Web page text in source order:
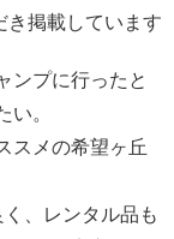
き掲載しています
ンプに行ったと
い。
スメの希望ヶ丘
、レンタル品も